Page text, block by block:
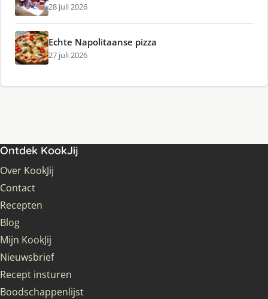
28 juli 2026
Echte Napolitaanse pizza
27 juli 2026
Ontdek KookJij
Over KookJij
Contact
Recepten
Blog
Mijn KookJij
Nieuwsbrief
Recept insturen
Boodschappenlijst